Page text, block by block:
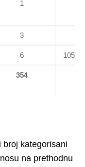
1
3
6 1055
354
broj kategorisani
na prethodnu